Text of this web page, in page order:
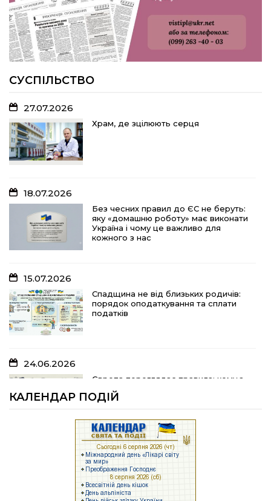
22.07.2026
Волейболістки Щербанівської
громади вибороли «золото»
18.07.2026
Спадщина не від близьких родичів:
порядок оподаткування та сплати
податків
10.07.2026
«Юрасику, моє серце кричить і
болить…»
05.07.2026
Шлях до тебе
На Полтавщині розпочали жнива!
СУСПІЛЬСТВО
27.07.2026
Храм, де зцілюють серця
18.07.2026
Без чесних правил до ЄС не беруть:
яку «домашню роботу» має виконати
Україна і чому це важливо для
кожного з нас
15.07.2026
Спадщина не від близьких родичів:
порядок оподаткування та сплати
податків
24.06.2026
Європа переглядає правила: кому з
українських біженців можуть
відмовити у захисті
Брак людей та воєнні ризики: що
заважає українському бізнесу
працювати
КАЛЕНДАР ПОДІЙ